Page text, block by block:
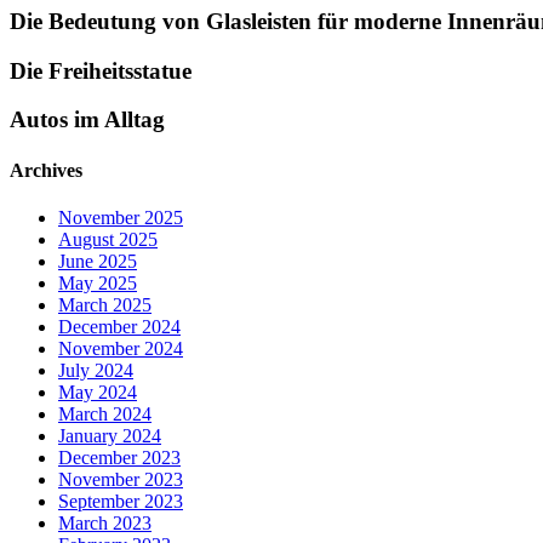
Die Bedeutung von Glasleisten für moderne
Die Freiheitsstatue
Autos im Alltag
Archives
November 2025
August 2025
June 2025
May 2025
March 2025
December 2024
November 2024
July 2024
May 2024
March 2024
January 2024
December 2023
November 2023
September 2023
March 2023